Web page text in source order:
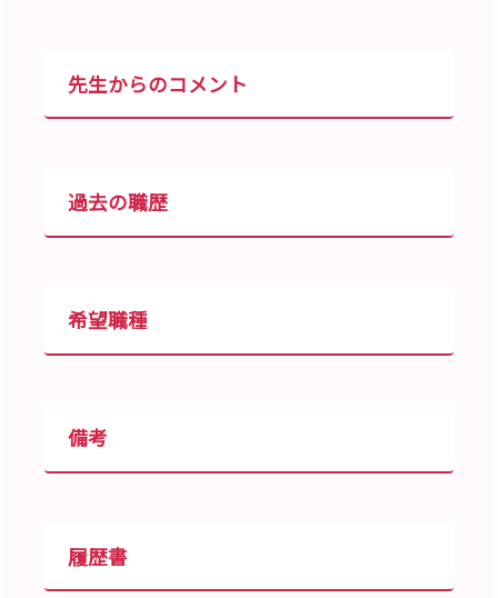
先生からのコメント
過去の職歴
希望職種
備考
履歴書